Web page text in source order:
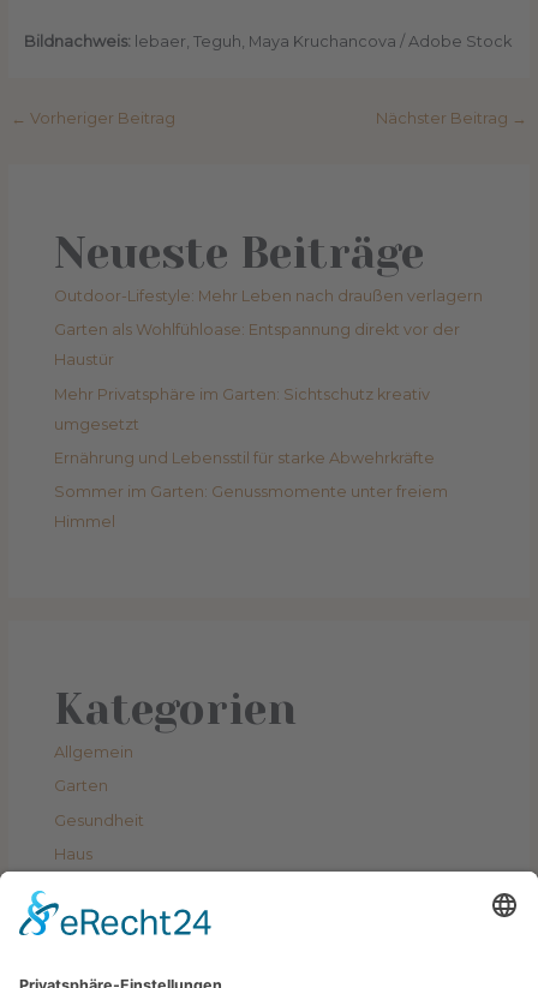
Bildnachweis: lebaer, Teguh, Maya Kruchancova / Adobe Stock
← Vorheriger Beitrag Nächster Beitrag →
Neueste Beiträge
Outdoor-Lifestyle: Mehr Leben nach draußen verlagern
Garten als Wohlfühloase: Entspannung direkt vor der
Haustür
Mehr Privatsphäre im Garten: Sichtschutz kreativ
umgesetzt
Ernährung und Lebensstil für starke Abwehrkräfte
Sommer im Garten: Genussmomente unter freiem
Himmel
Kategorien
Allgemein
Garten
Gesundheit
Haus